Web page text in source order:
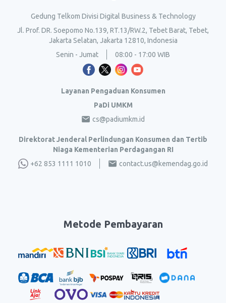
Gedung Telkom Divisi Digital Business & Technology
Jl. Prof. DR. Soepomo No.139, RT.13/RW.2, Tebet Barat, Tebet,
Jakarta Selatan, Jakarta 12810, Indonesia
Senin - Jumat
08:00 - 17:00 WIB
Layanan Pengaduan Konsumen
PaDi UMKM
cs@padiumkm.id
Direktorat Jenderal Perlindungan Konsumen dan Tertib
Niaga Kementerian Perdagangan RI
+62 853 1111 1010
contact.us@kemendag.go.id
Metode Pembayaran